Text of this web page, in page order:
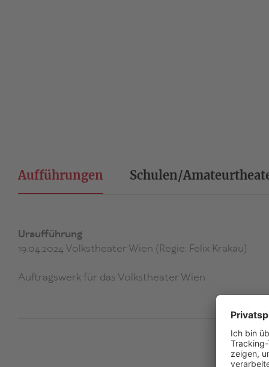
Aufführungen Schulen/
Uraufführung
19.04.2024 Volkstheater Wien (Regie: Felix Krakau)
Auftragswerk für das Volkstheater Wien